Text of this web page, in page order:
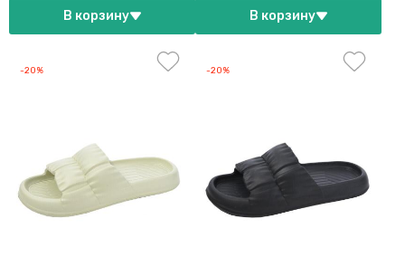
В корзину
В корзину
-20% -20%